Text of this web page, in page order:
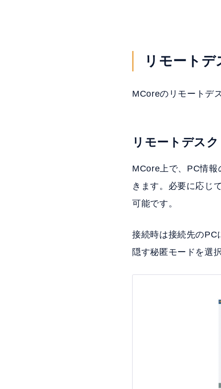
リモート
MCoreのリモートデ
リモートデス
MCore上で、PC情
きます。必要に応じ
可能です。
接続時は接続先のPC
隠す秘匿モードを選